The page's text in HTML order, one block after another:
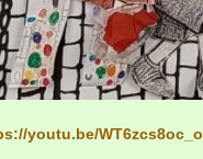
youtu.be/WT6zcs8oc_o